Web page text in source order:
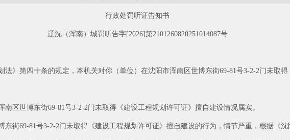
行政处罚听证告知书
辽沈（浑南）城罚听告字[2026]第2101260820251014087号
法》第四十条的规定，本机关对你（单位）在沈阳市浑南区世博东街69-81号3-2-2门未取得
区世博东街69-81号3-2-2门未取得《建设工程规划许可证》擅自建设情况属实。
东街69-81号3-2-2门未取得《建设工程规划许可证》擅自建设的行为，情节严重，根据《